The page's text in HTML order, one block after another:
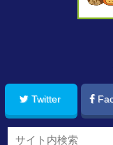
Twitter